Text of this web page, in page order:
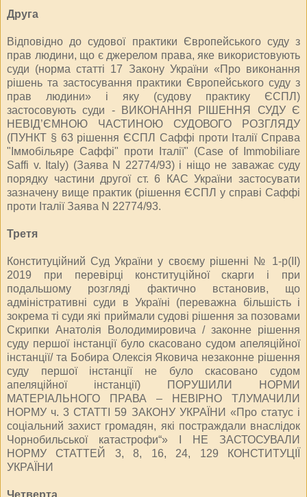
Друга
Відповідно до судової практики Європейського суду з
прав людини, що є джерелом права, яке використовують
суди (норма статті 17 Закону України «Про виконання
рішень та застосування практики Європейського суду з
прав людини» і яку (судову практику ЄСПЛ)
застосовують суди - ВИКОНАННЯ РІШЕННЯ СУДУ Є
НЕВІД’ЄМНОЮ ЧАСТИНОЮ СУДОВОГО РОЗГЛЯДУ
(ПУНКТ § 63 рішення ЄСПЛ Саффі проти Італії Справа
"Іммобільяре Саффі" проти Італії" (Case of Immobiliare
Saffi v. Italy) (Заява N 22774/93) і ніщо не заважає суду
порядку частини другої ст. 6 КАС України застосувати
зазначену вище практик (рішення ЄСПЛ у справі Саффі
проти Італії Заява N 22774/93.
Третя
Конституційний Суд України у своєму рішенні № 1-р(ІІ)
2019 при перевірці конституційної скарги і при
подальшому розгляді фактично встановив, що
адміністративні суди в Україні (переважна більшість і
зокрема ті суди які приймали судові рішення за позовами
Скрипки Анатолія Володимировича / законне рішення
суду першої інстанції було скасовано судом апеляційної
інстанції/ та Бобира Олексія Яковича незаконне рішення
суду першої інстанції не було скасовано судом
апеляційної інстанції) ПОРУШИЛИ НОРМИ
МАТЕРІАЛЬНОГО ПРАВА – НЕВІРНО ТЛУМАЧИЛИ
НОРМУ ч. 3 СТАТТІ 59 ЗАКОНУ УКРАЇНИ «Про статус і
соціальний захист громадян, які постраждали внаслідок
Чорнобильської катастрофи“» І НЕ ЗАСТОСУВАЛИ
НОРМУ СТАТТЕЙ 3, 8, 16, 24, 129 КОНСТИТУЦІЇ
УКРАЇНИ
Четверта